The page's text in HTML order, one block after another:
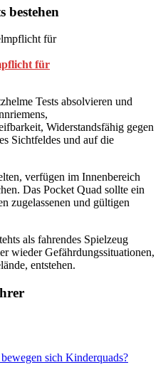
bestehen
für
Tests absolvieren und
Widerstandsfähig gegen
Sichtfeldes und auf die
verfügen im Innenbereich
Das Pocket Quad sollte ein
zugelassenen und gültigen
als fahrendes Spielzeug
wieder Gefährdungssituationen,
entstehen.